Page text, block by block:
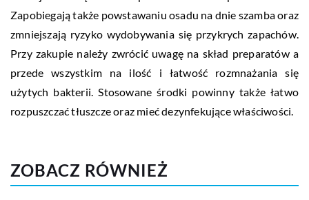
Zapobiegają także powstawaniu osadu na dnie szamba oraz
zmniejszają ryzyko wydobywania się przykrych zapachów.
Przy zakupie należy zwrócić uwagę na skład preparatów a
przede wszystkim na ilość i łatwość rozmnażania się
użytych bakterii. Stosowane środki powinny także łatwo
rozpuszczać tłuszcze oraz mieć dezynfekujące właściwości.
ZOBACZ RÓWNIEŻ